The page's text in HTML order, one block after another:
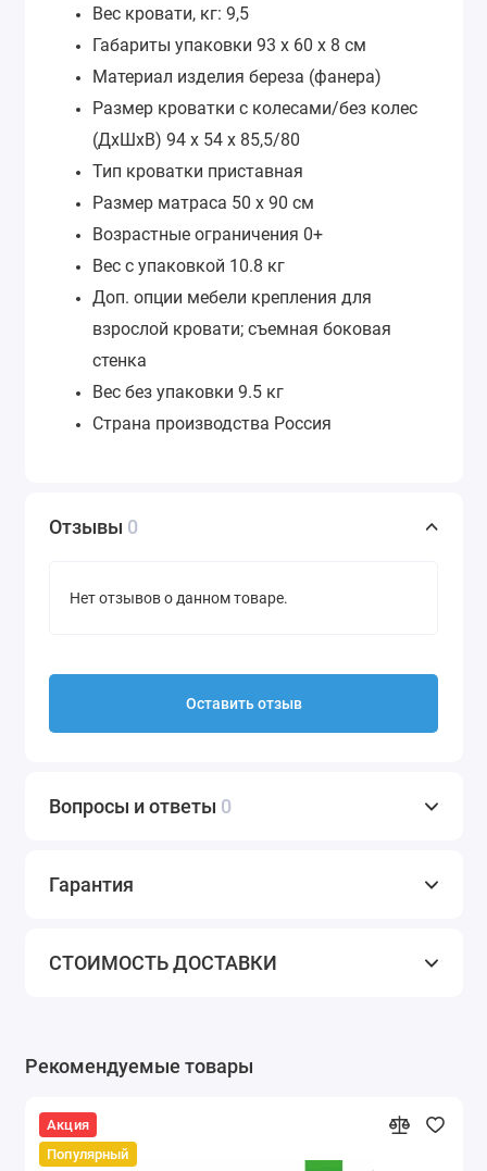
Вес кровати, кг: 9,5
Габариты упаковки 93 х 60 х 8 см
Материал изделия береза (фанера)
Размер кроватки с колесами/без колес
(ДхШхВ) 94 х 54 х 85,5/80
Тип кроватки приставная
Размер матраса 50 х 90 см
Возрастные ограничения 0+
Вес с упаковкой 10.8 кг
Доп. опции мебели крепления для
взрослой кровати; съемная боковая
стенка
Вес без упаковки 9.5 кг
Страна производства Россия
Отзывы 0
Нет отзывов о данном товаре.
Оставить отзыв
Вопросы и ответы 0
Гарантия
СТОИМОСТЬ ДОСТАВКИ
Рекомендуемые товары
Акция
Популярный